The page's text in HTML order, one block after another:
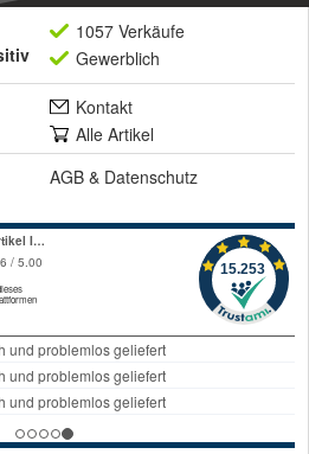
1057 Verkäufe
Gewerblich
Kontakt
Alle Artikel
AGB & Datenschutz